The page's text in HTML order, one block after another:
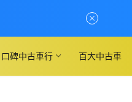
口碑中古車行 百大中古車